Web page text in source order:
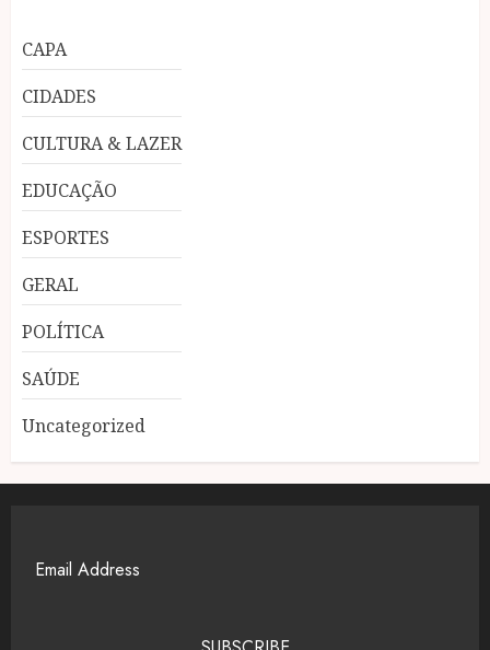
CAPA
CIDADES
CULTURA & LAZER
EDUCAÇÃO
ESPORTES
GERAL
POLÍTICA
SAÚDE
Uncategorized